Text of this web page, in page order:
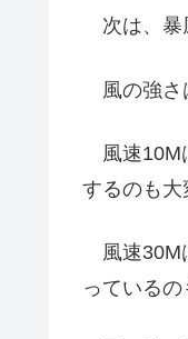
次は、暴
風の強さ
風速10M
するのも大
風速30M
っているの